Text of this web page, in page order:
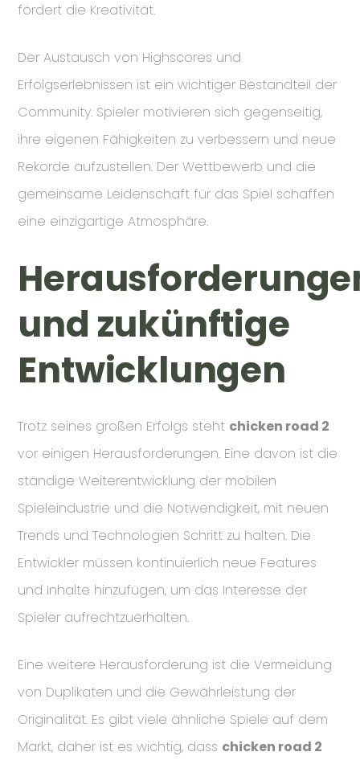
fördert die Kreativität.
Der Austausch von Highscores und
Erfolgserlebnissen ist ein wichtiger Bestandteil der
Community. Spieler motivieren sich gegenseitig,
ihre eigenen Fähigkeiten zu verbessern und neue
Rekorde aufzustellen. Der Wettbewerb und die
gemeinsame Leidenschaft für das Spiel schaffen
eine einzigartige Atmosphäre.
und zukünftige
Entwicklungen
Trotz seines großen Erfolgs steht chicken road 2
vor einigen Herausforderungen. Eine davon ist die
ständige Weiterentwicklung der mobilen
Spieleindustrie und die Notwendigkeit, mit neuen
Trends und Technologien Schritt zu halten. Die
Entwickler müssen kontinuierlich neue Features
und Inhalte hinzufügen, um das Interesse der
Spieler aufrechtzuerhalten.
Eine weitere Herausforderung ist die Vermeidung
von Duplikaten und die Gewährleistung der
Originalität. Es gibt viele ähnliche Spiele auf dem
Markt, daher ist es wichtig, dass chicken road 2